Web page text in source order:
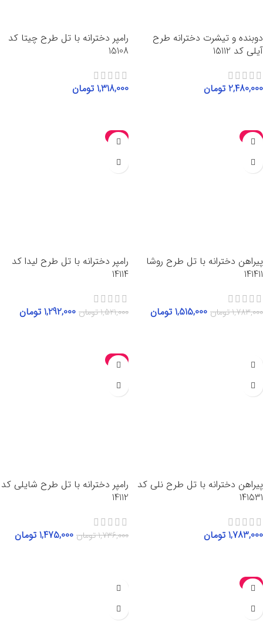
دوبنده و تیشرت دخترانه طرح
آیلی کد 15112
2,480,000 تومان
رامپر دخترانه با تل طرح چیتا کد
15108
1,318,000 تومان
-15%
پیراهن دخترانه با تل طرح روشا
141411
1,783,000تومان 1,515,000 تومان
-15%
رامپر دخترانه با تل طرح لیدا کد
14114
1,521,000تومان 1,292,000 تومان
پیراهن دخترانه با تل طرح نلی کد
141531
1,783,000 تومان
-15%
رامپر دخترانه با تل طرح شایلی کد
14112
1,736,000تومان 1,475,000 تومان
-15%